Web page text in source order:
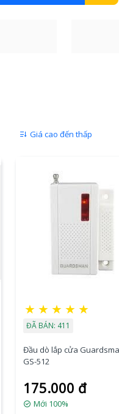
Giá cao đến thấp
★ ★ ★ ★ ★
ĐÃ BÁN: 411
Đầu dò lắp cửa
GS-512
175.000 đ
Mới 100%